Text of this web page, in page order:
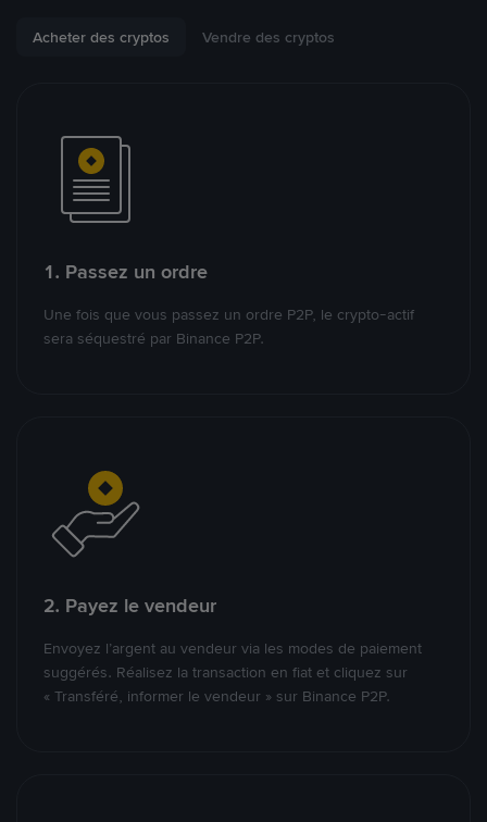
Acheter des cryptos Vendre des cryptos
1. Passez un ordre
Une fois que vous passez un ordre P2P, le crypto-actif
sera séquestré par Binance P2P.
2. Payez le vendeur
Envoyez l’argent au vendeur via les modes de paiement
suggérés. Réalisez la transaction en fiat et cliquez sur
« Transféré, informer le vendeur » sur Binance P2P.